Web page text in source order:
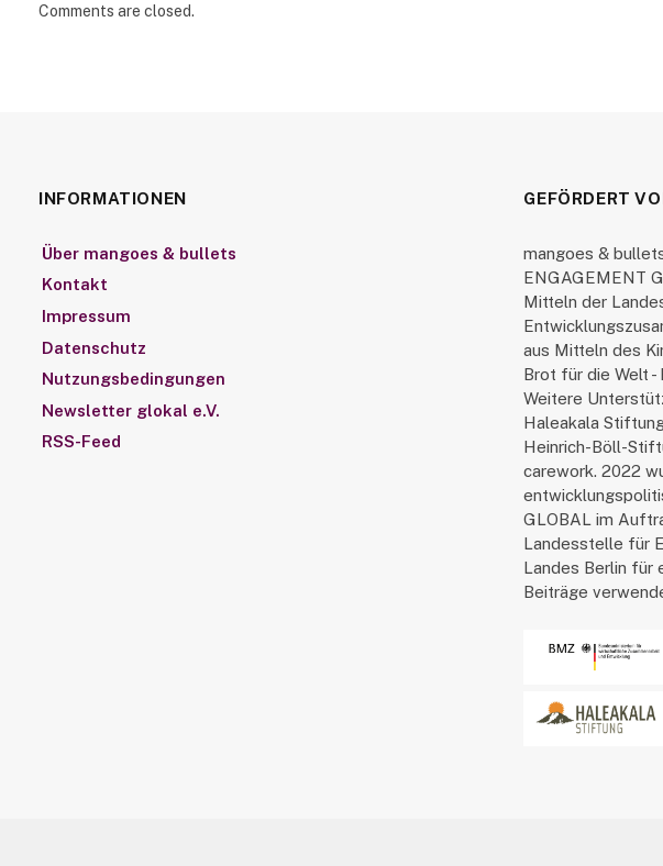
Comments are closed.
INFORMATIONEN
Über mangoes & bullets
Kontakt
Impressum
Datenschutz
Nutzungsbedingungen
Newsletter glokal e.V.
RSS-Feed
GEFÖRDERT
mangoes &
ENGAGEMENT
Mitteln der
aus Mitteln des
Brot für die Welt -
Weitere
Haleakala
Heinrich-Böll-
carework. 2022
GLOBAL im
Landesstelle für
Landes Berlin für
Beiträge